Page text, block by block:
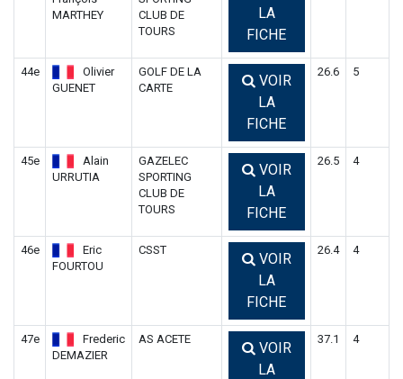
MARTHEY
CLUB DE
TOURS
LA
FICHE
44e
Olivier
GUENET
GOLF DE LA
CARTE
VOIR
LA
FICHE
26.6 5
45e
Alain
URRUTIA
GAZELEC
SPORTING
CLUB DE
TOURS
VOIR
LA
FICHE
26.5 4
46e
Eric
FOURTOU
CSST
VOIR
LA
FICHE
26.4 4
47e
Frederic
DEMAZIER
AS ACETE
VOIR
LA
37.1 4